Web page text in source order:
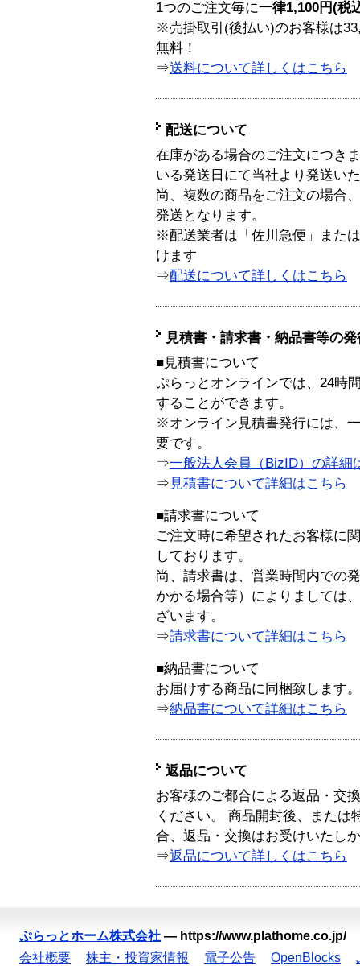
1つのご注文毎に一律1,100円(税
※売掛取引(後払い)のお客様は
無料！
⇒送料について詳しくはこちら
配送について
在庫がある場合のご注文につき
いる発送日にて当社より発送い
尚、複数の商品をご注文の場合
発送となります。
※配送業者は「佐川急便」また
けます
⇒配送について詳しくはこちら
見積書・請求書・納品書等の
■見積書について
ぷらっとオンラインでは、24時
することができます。
※オンライン見積書発行には、
要です。
⇒一般法人会員（BizID）の詳細
⇒ 見積書について詳細はこちら
■請求書について
ご注文時に希望されたお客様に
しております。
尚、請求書は、営業時間内での
かかる場合等）によりましては
ざいます。
⇒請求書について詳細はこちら
■納品書について
お届けする商品に同梱致します。
⇒納品書について詳細はこちら
返品について
お客様のご都合による返品・交
ください。 商品開封後、または
合、返品・交換はお受けいたし
⇒返品について詳しくはこちら
ぷらっとホーム株式会社 — https://www.plathome.co.jp/
会社概要
株主・投資家情報 電子公告 OpenBlocks